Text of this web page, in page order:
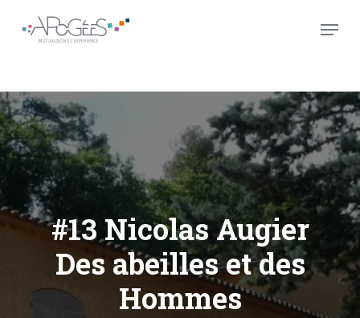
main
Menu
#13 Nicolas Augier
Des abeilles et des
Hommes